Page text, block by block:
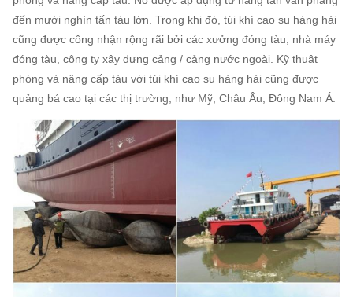
đến mười nghìn tấn tàu lớn. Trong khi đó, túi khí cao su hàng hải
cũng được công nhận rộng rãi bởi các xưởng đóng tàu, nhà máy
đóng tàu, công ty xây dựng cảng / cảng nước ngoài. Kỹ thuật
phóng và nâng cấp tàu với túi khí cao su hàng hải cũng được
quảng bá cao tại các thị trường, như Mỹ, Châu Âu, Đông Nam Á.